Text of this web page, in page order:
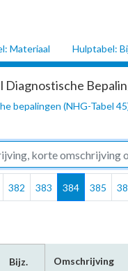
Materiaal Hulptabel:
Diagnostische
bepalingen (NHG-Tabel
382 383 384 385
Bijz. Omschrijving